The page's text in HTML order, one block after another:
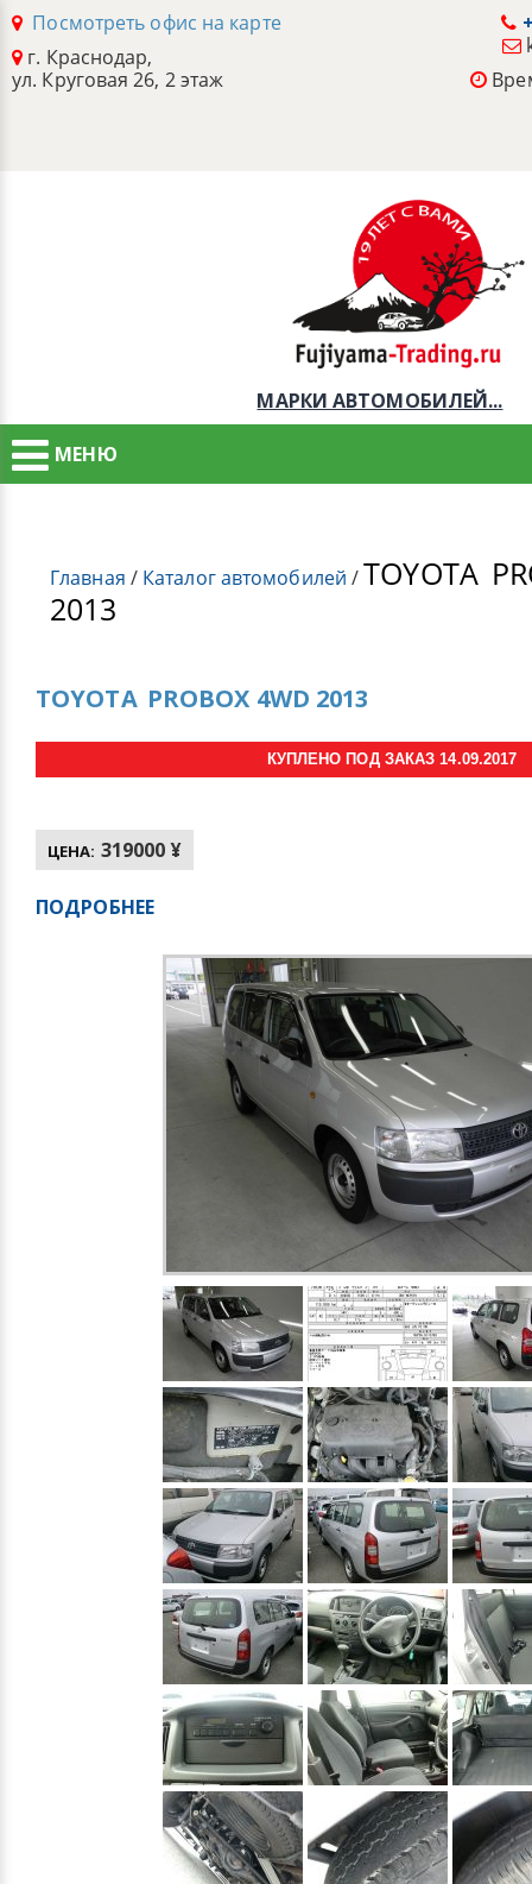
Посмотреть офис на карте
г. Краснодар,
ул. Круговая 26, 2 этаж
МАРКИ АВТОМОБИЛЕЙ...
МЕНЮ
Главная / Каталог автомобилей /TOYOTA
2013
TOYOTA PROBOX 4WD 2013
КУПЛЕНО ПОД ЗАКАЗ 14.09.2017
ЦЕНА: 319000 ¥
ПОДРОБНЕЕ